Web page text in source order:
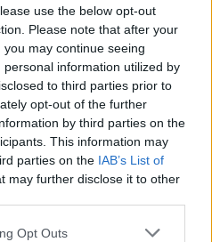
use the below opt-out
Please note that after your
may continue seeing
information utilized by
to third parties prior to
opt-out of the further
by third parties on the
This information may
parties on the IAB’s List of
may further disclose it to other
uses one or more Google
Opt Outs